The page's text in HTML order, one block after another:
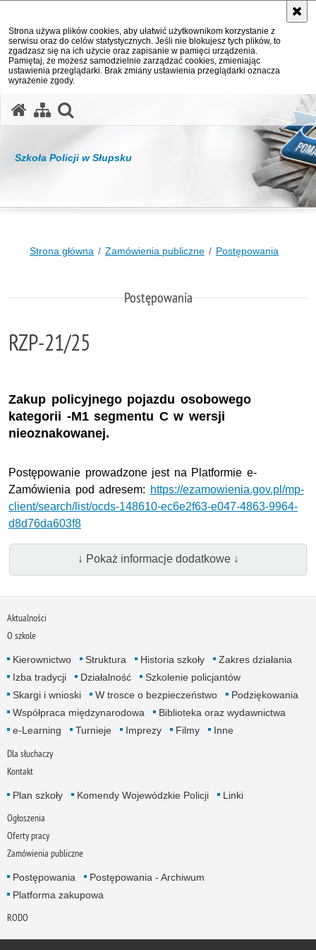
Strona używa plików cookies, aby ułatwić użytkownikom korzystanie z
serwisu oraz do celów statystycznych. Jeśli nie blokujesz tych plików, to
zgadzasz się na ich użycie oraz zapisanie w pamięci urządzenia.
Pamiętaj, że możesz samodzielnie zarządzać cookies, zmieniając
ustawienia przeglądarki. Brak zmiany ustawienia przeglądarki oznacza
wyrażenie zgody.
Szkoła Policji w Słupsku
Strona główna Zamówienia publiczne Postępowania
Postępowania
RZP-21/25
Zakup policyjnego pojazdu osobowego
kategorii -M1 segmentu C w wersji
nieoznakowanej.
Postępowanie prowadzone jest na Platformie e-
Zamówienia pod adresem: https://ezamowienia.gov.pl/mp-
client/search/list/ocds-148610-ec6e2f63-e047-4863-9964-
d8d76da603f8
↓ Pokaż informacje dodatkowe ↓
Aktualności
O szkole
Kierownictwo Struktura Historia szkoły
Zakres działania
Izba tradycji
Działalność
Szkolenie policjantów
Skargi i wnioski
W trosce o bezpieczeństwo
Podziękowania
Współpraca międzynarodowa
Biblioteka oraz wydawnictwa
e-Learning
Turnieje Imprezy Filmy Inne
Dla słuchaczy
Kontakt
Plan szkoły Komendy Wojewódzkie Policji Linki
Ogłoszenia
Oferty pracy
Zamówienia publiczne
Postępowania
Postępowania - Archiwum
Platforma zakupowa
RODO